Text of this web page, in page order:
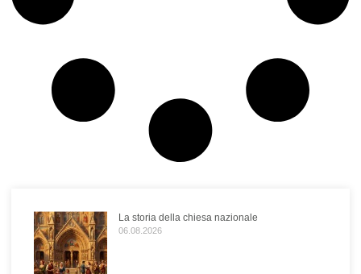
La storia della chiesa nazionale
06.08.2026